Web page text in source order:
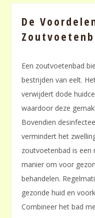
De
Een zoutvoetenbad
bestrijden van eelt.
verwijdert dode
waardoor deze
Bovendien
vermindert het
zoutvoetenbad is een
manier om voor
behandelen.
gezonde huid en
Combineer het bad